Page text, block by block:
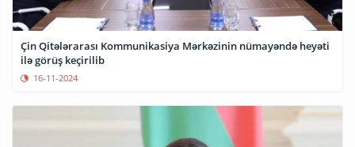
Çin Qitələrarası Kommunikasiya Mərkəzinin nümayəndə heyəti
ilə görüş keçirilib
16-11-2024